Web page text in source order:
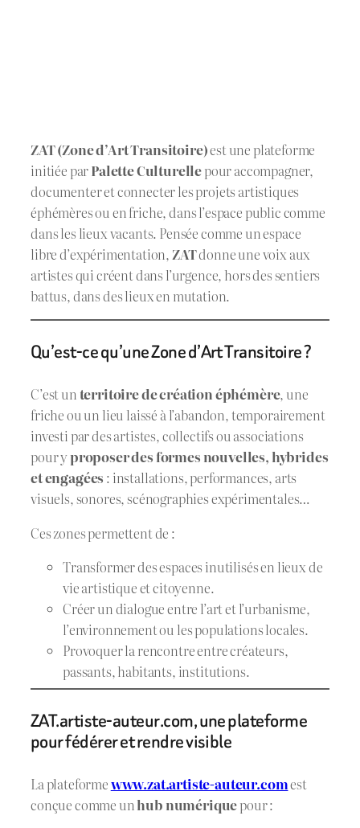
ZAT (Zone d’Art Transitoire)est une plateforme
initiée parPalette Culturellepour accompagner,
documenter et connecter les projets artistiques
éphémères ou en friche, dans l’espace public comme
dans les lieux vacants. Pensée comme un espace
libre d’expérimentation, ZATdonne une voix aux
artistes qui créent dans l’urgence, hors des sentiers
battus, dans des lieux en mutation.
Qu’est-ce qu’une Zone d’Art Transitoire ?
C’est un territoire de création éphémère, une
friche ou un lieu laissé à l’abandon, temporairement
investi par des artistes, collectifs ou associations
pour yproposer des formes nouvelles, hybrides
et engagées : installations, performances, arts
visuels, sonores, scénographies expérimentales…
Ces zones permettent de :
Transformer des espaces inutilisés en lieux de
vie artistique et citoyenne.
Créer un dialogue entre l’art et l’urbanisme,
l’environnement ou les populations locales.
Provoquer la rencontre entre créateurs,
passants, habitants, institutions.
ZAT.artiste-auteur.com, une plateforme
pour fédérer et rendre visible
La plateformewww.zat.artiste-auteur.comest
conçue comme unhub numériquepour :